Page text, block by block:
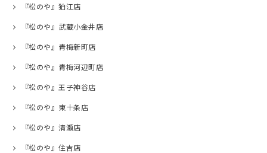
『松のや』狛江店
『松のや』武蔵小金井店
『松のや』青梅新町店
『松のや』青梅河辺町店
『松のや』王子神谷店
『松のや』東十条店
『松のや』清瀬店
『松のや』住吉店